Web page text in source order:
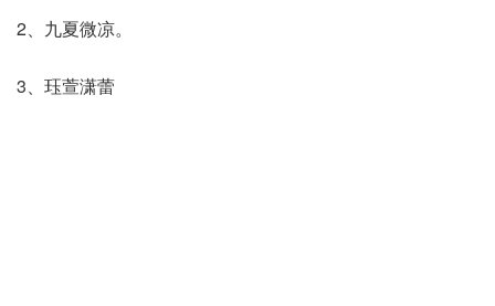
2、九夏微凉。
3、珏萱潇蕾